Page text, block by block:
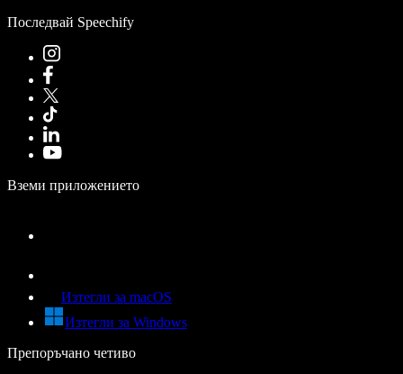
Последвай Speechify
Вземи приложението
Изтегли за macOS
Изтегли за Windows
Препоръчано четиво